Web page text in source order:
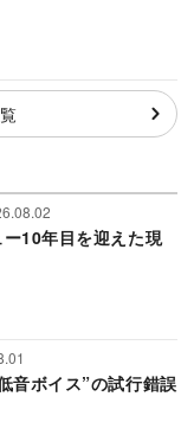
10年目を迎えた現
音ボイス”の試行錯誤